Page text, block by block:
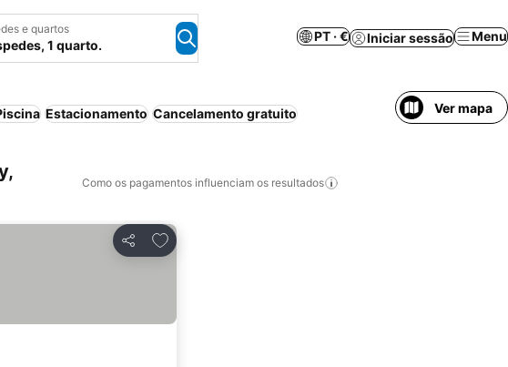
e quartos
1 quarto.
PT · € Iniciar sessão Menu
Estacionamento Cancelamento gratuito Ver mapa
Como os pagamentos influenciam os resultados
Partilhar
Adicionar aos favoritos